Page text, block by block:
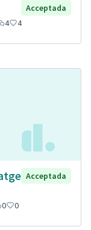
Acceptada
4 4
Acceptada
0 0